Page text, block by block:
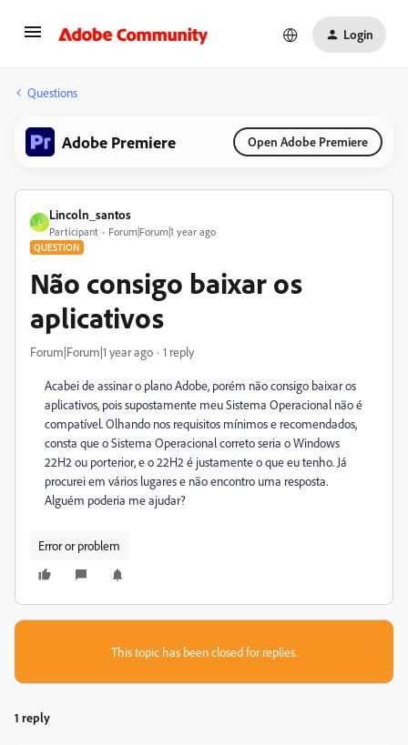
Login
Questions
Adobe Premiere Open Adobe Premiere
L
Lincoln_santos
Participant Forum|Forum|1 year ago
QUESTION
Não consigo baixar os
aplicativos
Forum|Forum|1 year ago 1 reply
Acabei de assinar o plano Adobe, porém não consigo baixar os
aplicativos, pois supostamente meu Sistema Operacional não é
compatível. Olhando nos requisitos mínimos e recomendados,
consta que o Sistema Operacional correto seria o Windows
22H2 ou porterior, e o 22H2 é justamente o que eu tenho. Já
procurei em vários lugares e não encontro uma resposta.
Alguém poderia me ajudar?
Error or problem
This topic has been closed for replies.
1 reply